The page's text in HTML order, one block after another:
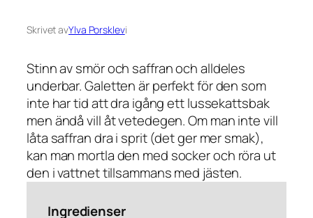
Skrivet avYlva Porsklevi
Stinn av smör och saffran och alldeles
underbar. Galetten är perfekt för den som
inte har tid att dra igång ett lussekattsbak
men ändå vill åt vetedegen. Om man inte vill
låta saffran dra i sprit (det ger mer smak),
kan man mortla den med socker och röra ut
den i vattnet tillsammans med jästen.
Ingredienser